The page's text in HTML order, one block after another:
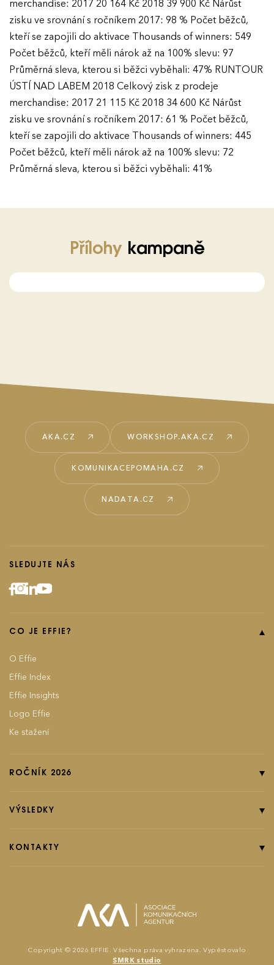
merchandise: 2017 20 164 Kč 2018 39 900 Kč Nárůst
zisku ve srovnání s ročníkem 2017: 98 % Počet běžců,
kteří se zapojili do aktivace Thousands of winners: 549
Počet běžců, kteří měli nárok až na 100% slevu: 97
Průměrná sleva, kterou si běžci vyběhali: 47% RUNTOUR
ÚSTÍ NAD LABEM 2018 Celkový zisk z prodeje
merchandise: 2017 21 115 Kč 2018 34 600 Kč Nárůst
zisku ve srovnání s ročníkem 2017: 61 % Počet běžců,
kteří se zapojili do aktivace Thousands of winners: 445
Počet běžců, kteří měli nárok až na 100% slevu: 72
Průměrná sleva, kterou si běžci vyběhali: 41%
Přílohykampaně
AKA.CZ WORKSHOP.AKA.CZ
KOMUNIKACEPOMAHA.CZ
NADATA.CZ
SLEDUJTE NÁS
CO JE EFFIE?
O Effie
Effie Index
Effie Insights
Logo Effie
Ke stažení
ROČNÍK 2026
Pravidla soutěže
Poplatky
VÝSLEDKY
Ročník 2024
KONTAKTY
effie@effie.cz
Copyright © 2026 EFFIE. Všechna práva vyhrazena. Vypěstovalo
SMRK studio